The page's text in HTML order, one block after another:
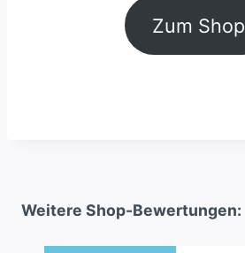
Zum Shop
Weitere Shop-Bewertungen: